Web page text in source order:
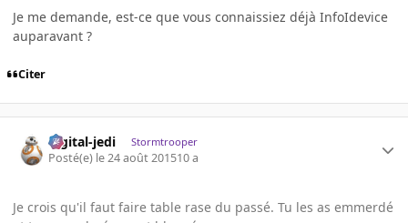
Je me demande, est-ce que vous connaissiez déjà InfoIdevice
auparavant ?
Citer
digital-jedi Stormtrooper
Posté(e) le 24 août 201510 a
Je crois qu'il faut faire table rase du passé. Tu les as emmerdé